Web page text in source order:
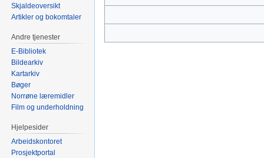
Skjaldeoversikt
Artikler og bokomtaler
Andre tjenester
E-Bibliotek
Bildearkiv
Kartarkiv
Bøger
Norrøne læremidler
Film og underholdning
Hjelpesider
Arbeidskontoret
Prosjektportal